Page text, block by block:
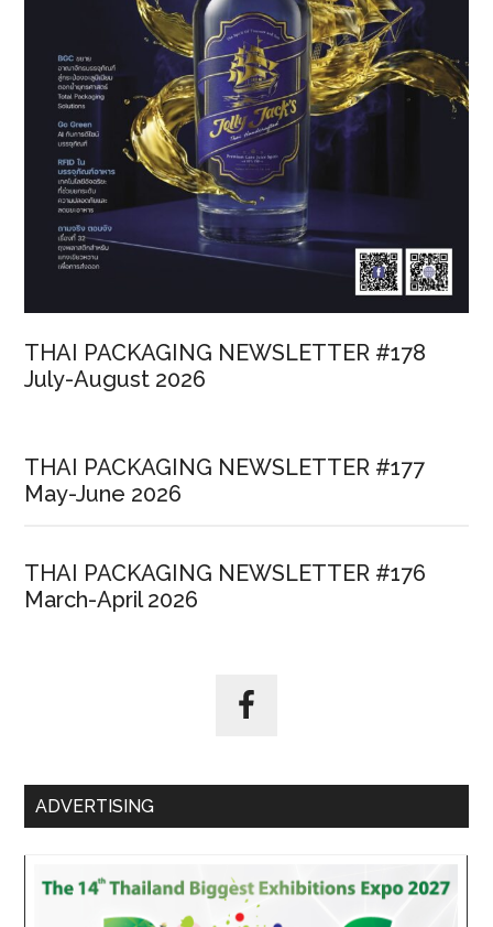
สี
ข้าว
และ
แปรรูป
แป้ง
THAI PACKAGING NEWSLETTER #178
July-August 2026
THAI PACKAGING NEWSLETTER #177
May-June 2026
THAI PACKAGING NEWSLETTER #176
March-April 2026
ADVERTISING